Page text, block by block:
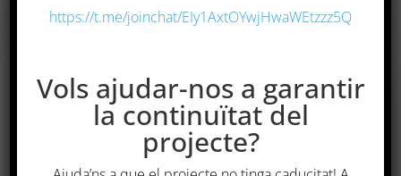
Mapa web
https://t.me/joinchat/EIy1AxtOYwjHwaWEtzzz5Q
Vols ajudar-nos a garantir
la continuïtat del
projecte?